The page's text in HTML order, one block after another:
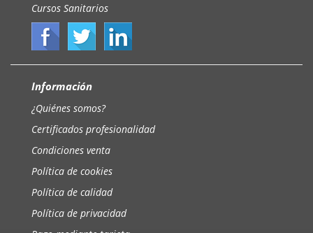
Cursos Sanitarios
Información
¿Quiénes somos?
Certificados profesionalidad
Condiciones venta
Política de cookies
Política de calidad
Política de privacidad